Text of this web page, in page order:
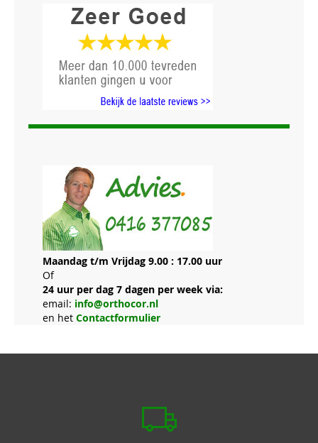
Maandag t/m Vrijdag 9.00 : 17.00 uur
Of
24 uur per dag 7 dagen per week via:
email: info@orthocor.nl
en het Contactformulier